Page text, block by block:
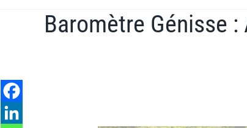
Baromètre Génisse